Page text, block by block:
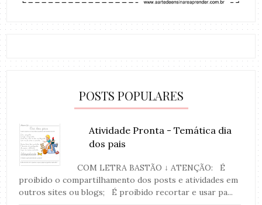
POSTS POPULARES
Atividade Pronta - Temática dia
dos pais
COM LETRA BASTÃO ↓ ATENÇÃO: É
proibido o compartilhamento dos posts e atividades em
outros sites ou blogs; É proibido recortar e usar pa...